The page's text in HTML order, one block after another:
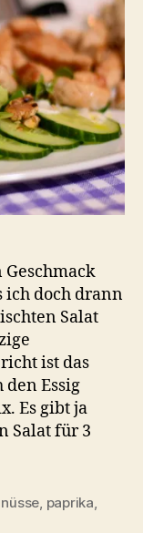
natur
ich doch drann
Salat
ist das
Essig
Es gibt ja
Salat für 3
nüsse, paprika,